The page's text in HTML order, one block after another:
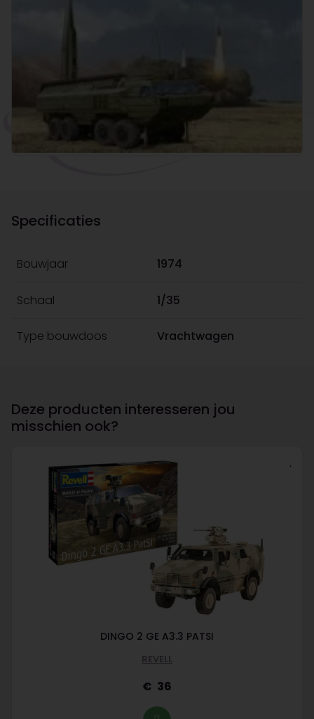
Specificaties
Bouwjaar 1974
Schaal 1/35
Type bouwdoos Vrachtwagen
Deze producten interesseren jou
misschien ook?
DINGO 2 GE A3.3 PATSI
REVELL
36